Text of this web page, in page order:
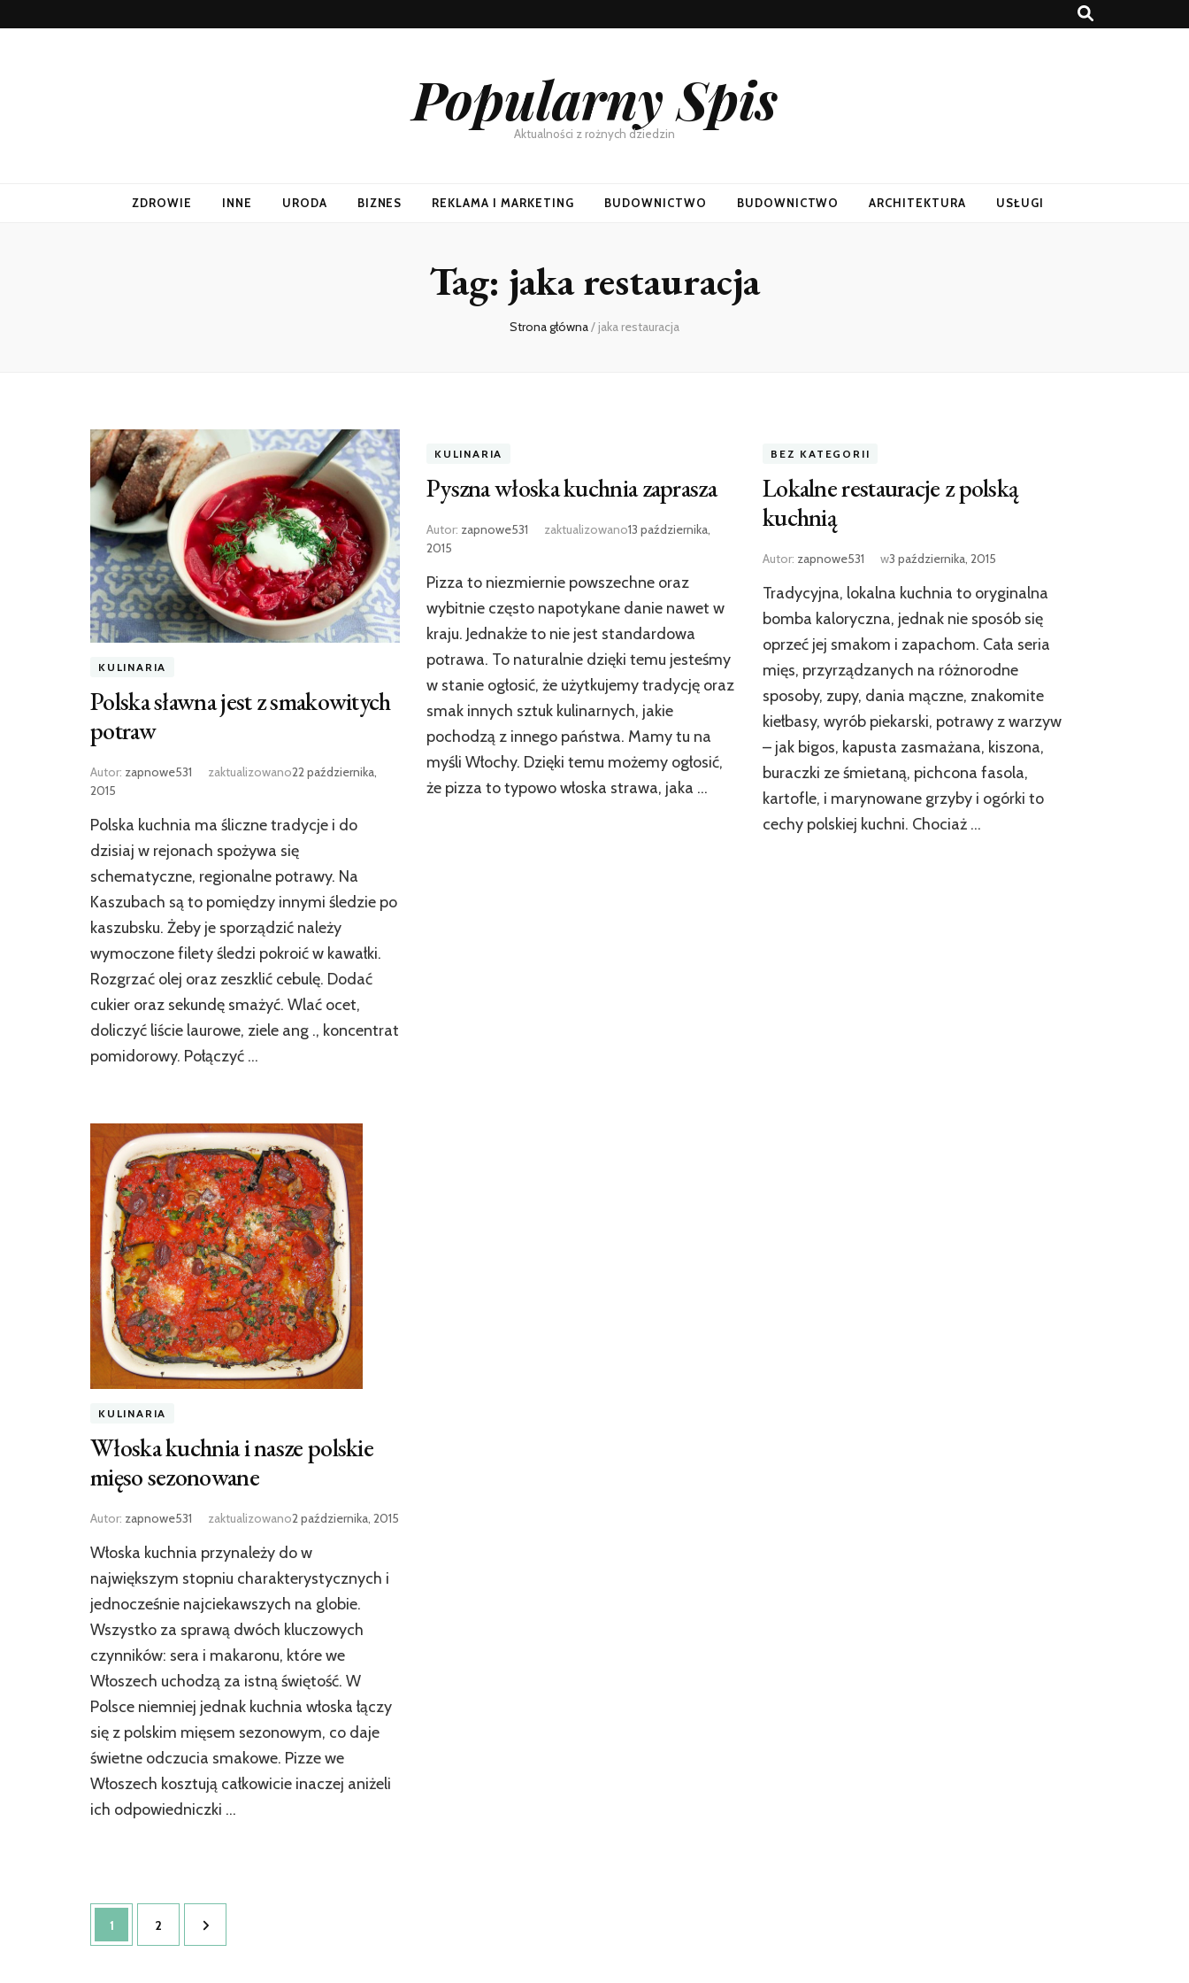
Popularny Spis
Aktualności z rożnych dziedzin
ZDROWIE INNE URODA BIZNES REKLAMA I MARKETING BUDOWNICTWO BUDOWNICTWO ARCHITEKTURA USŁUGI
Tag: jaka restauracja
Strona główna/ jaka restauracja
KULINARIA
Polska sławna jest z smakowitych
potraw
Autor: zapnowe531 zaktualizowano22 października,
2015
Polska kuchnia ma śliczne tradycje i do
dzisiaj w rejonach spożywa się
schematyczne, regionalne potrawy. Na
Kaszubach są to pomiędzy innymi śledzie po
kaszubsku. Żeby je sporządzić należy
wymoczone filety śledzi pokroić w kawałki.
Rozgrzać olej oraz zeszklić cebulę. Dodać
cukier oraz sekundę smażyć. Wlać ocet,
doliczyć liście laurowe, ziele ang ., koncentrat
pomidorowy. Połączyć …
KULINARIA
Pyszna włoska kuchnia zaprasza
Autor: zapnowe531 zaktualizowano13 października,
2015
Pizza to niezmiernie powszechne oraz
wybitnie często napotykane danie nawet w
kraju. Jednakże to nie jest standardowa
potrawa. To naturalnie dzięki temu jesteśmy
w stanie ogłosić, że użytkujemy tradycję oraz
smak innych sztuk kulinarnych, jakie
pochodzą z innego państwa. Mamy tu na
myśli Włochy. Dzięki temu możemy ogłosić,
że pizza to typowo włoska strawa, jaka …
BEZ KATEGORII
Lokalne restauracje z polską
kuchnią
Autor: zapnowe531 w3 października, 2015
Tradycyjna, lokalna kuchnia to oryginalna
bomba kaloryczna, jednak nie sposób się
oprzeć jej smakom i zapachom. Cała seria
mięs, przyrządzanych na różnorodne
sposoby, zupy, dania mączne, znakomite
kiełbasy, wyrób piekarski, potrawy z warzyw
– jak bigos, kapusta zasmażana, kiszona,
buraczki ze śmietaną, pichcona fasola,
kartofle, i marynowane grzyby i ogórki to
cechy polskiej kuchni. Chociaż …
KULINARIA
Włoska kuchnia i nasze polskie
mięso sezonowane
Autor: zapnowe531 zaktualizowano2 października, 2015
Włoska kuchnia przynależy do w
największym stopniu charakterystycznych i
jednocześnie najciekawszych na globie.
Wszystko za sprawą dwóch kluczowych
czynników: sera i makaronu, które we
Włoszech uchodzą za istną świętość. W
Polsce niemniej jednak kuchnia włoska łączy
się z polskim mięsem sezonowym, co daje
świetne odczucia smakowe. Pizze we
Włoszech kosztują całkowicie inaczej aniżeli
ich odpowiedniczki …
1 2